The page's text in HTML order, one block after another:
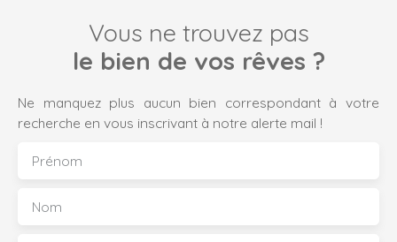
Vous ne trouvez pas
le bien de vos rêves ?
Ne manquez plus aucun bien correspondant à votre
recherche en vous inscrivant à notre alerte mail !
Prénom
Nom